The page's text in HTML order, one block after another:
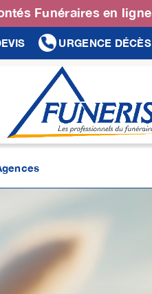
Funéraires en ligne
URGENCE DÉCÈS